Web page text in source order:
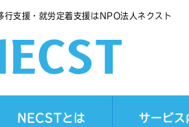
行支援・就労定着支援はNPO法人ネクスト
NECSTとは サービス